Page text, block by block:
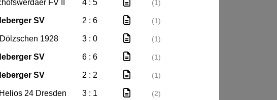
FV II 4 : 5 (1)
SV 2 : 6 (1)
1928 3 : 0 (1)
SV 6 : 6 (1)
SV 2 : 2 (1)
24 Dresden 3 : 1 (2)